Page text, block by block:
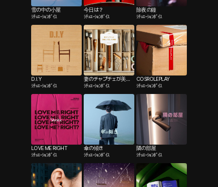
雪の中の小屋
ｼﾁｭｴｰｼｮﾝﾎﾞｲｽ
今日は？
ｼﾁｭｴｰｼｮﾝﾎﾞｲｽ
除夜の鐘
ｼﾁｭｴｰｼｮﾝﾎﾞｲｽ
D.I.Y
ｼﾁｭｴｰｼｮﾝﾎﾞｲｽ
妻のチャプチェが美味
しくなった理由
ｼﾁｭｴｰｼｮﾝﾎﾞｲｽ
COSROLEPLAY
ｼﾁｭｴｰｼｮﾝﾎﾞｲｽ
LOVE ME RIGHT
ｼﾁｭｴｰｼｮﾝﾎﾞｲｽ
傘の傾き
ｼﾁｭｴｰｼｮﾝﾎﾞｲｽ
隣の部屋
ｼﾁｭｴｰｼｮﾝﾎﾞｲｽ